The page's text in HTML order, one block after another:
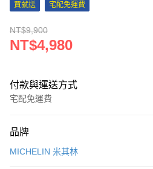
買就送 宅配免運費
NT$9,900
NT$4,980
付款與運送方式
宅配免運費
信用卡一次付款
品牌
MICHELIN 米其林